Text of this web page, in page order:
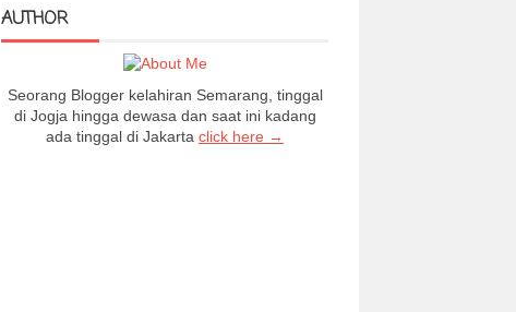
AUTHOR
Seorang Blogger kelahiran Semarang, tinggal
di Jogja hingga dewasa dan saat ini kadang
ada tinggal di Jakarta click here →